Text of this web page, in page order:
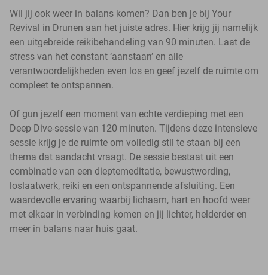
Wil jij ook weer in balans komen? Dan ben je bij Your
Revival in Drunen aan het juiste adres. Hier krijg jij namelijk
een uitgebreide reikibehandeling van 90 minuten. Laat de
stress van het constant ‘aanstaan’ en alle
verantwoordelijkheden even los en geef jezelf de ruimte om
compleet te ontspannen.
Of gun jezelf een moment van echte verdieping met een
Deep Dive-sessie van 120 minuten. Tijdens deze intensieve
sessie krijg je de ruimte om volledig stil te staan bij een
thema dat aandacht vraagt. De sessie bestaat uit een
combinatie van een dieptemeditatie, bewustwording,
loslaatwerk, reiki en een ontspannende afsluiting. Een
waardevolle ervaring waarbij lichaam, hart en hoofd weer
met elkaar in verbinding komen en jij lichter, helderder en
meer in balans naar huis gaat.